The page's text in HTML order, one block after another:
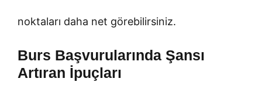
noktaları daha net görebilirsiniz.
Burs Başvurularında Şansı
Artıran İpuçları